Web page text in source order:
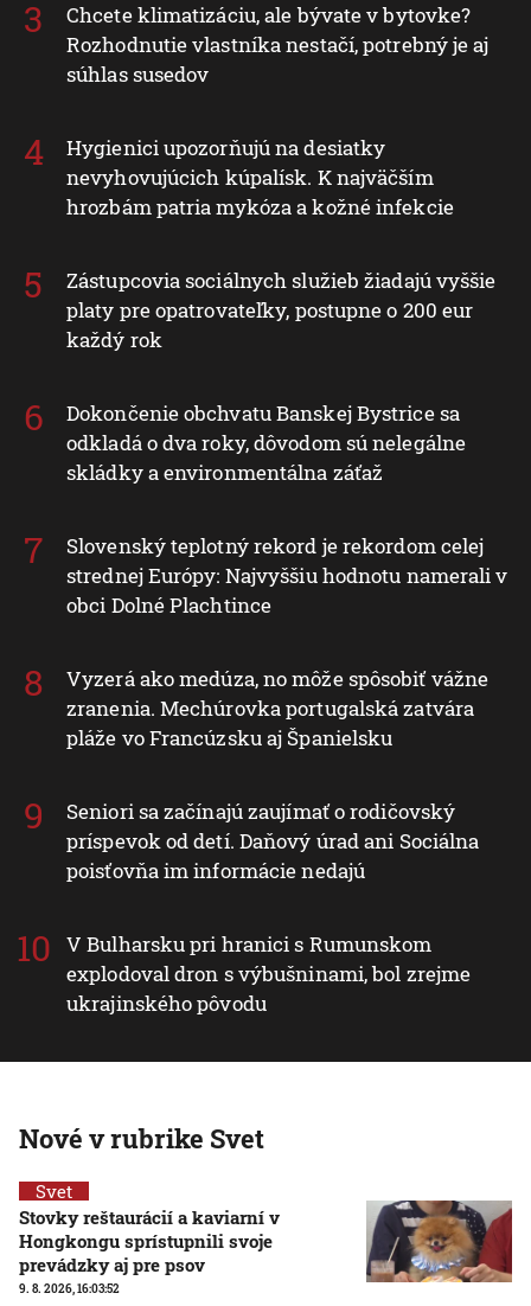
Chcete klimatizáciu, ale bývate v bytovke?
Rozhodnutie vlastníka nestačí, potrebný je aj
súhlas susedov
Hygienici upozorňujú na desiatky
nevyhovujúcich kúpalísk. K najväčším
hrozbám patria mykóza a kožné infekcie
Zástupcovia sociálnych služieb žiadajú vyššie
platy pre opatrovateľky, postupne o 200 eur
každý rok
Dokončenie obchvatu Banskej Bystrice sa
odkladá o dva roky, dôvodom sú nelegálne
skládky a environmentálna záťaž
Slovenský teplotný rekord je rekordom celej
strednej Európy: Najvyššiu hodnotu namerali v
obci Dolné Plachtince
Vyzerá ako medúza, no môže spôsobiť vážne
zranenia. Mechúrovka portugalská zatvára
pláže vo Francúzsku aj Španielsku
Seniori sa začínajú zaujímať o rodičovský
príspevok od detí. Daňový úrad ani Sociálna
poisťovňa im informácie nedajú
V Bulharsku pri hranici s Rumunskom
explodoval dron s výbušninami, bol zrejme
ukrajinského pôvodu
Nové v rubrike Svet
Svet
Stovky reštaurácií a kaviarní v
Hongkongu sprístupnili svoje
prevádzky aj pre psov
9. 8. 2026, 16:03:52